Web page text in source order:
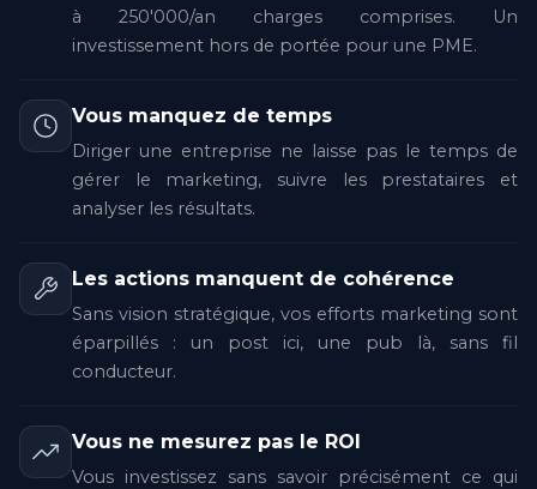
à 250'000/an charges comprises. Un
investissement hors de portée pour une PME.
Vous manquez de temps
Diriger une entreprise ne laisse pas le temps de
gérer le marketing, suivre les prestataires et
analyser les résultats.
Les actions manquent de cohérence
Sans vision stratégique, vos efforts marketing sont
éparpillés : un post ici, une pub là, sans fil
conducteur.
Vous ne mesurez pas le ROI
Vous investissez sans savoir précisément ce qui